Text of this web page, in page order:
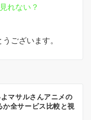
れない？
ございます。
マサルさんアニメの
全サービス比較と視